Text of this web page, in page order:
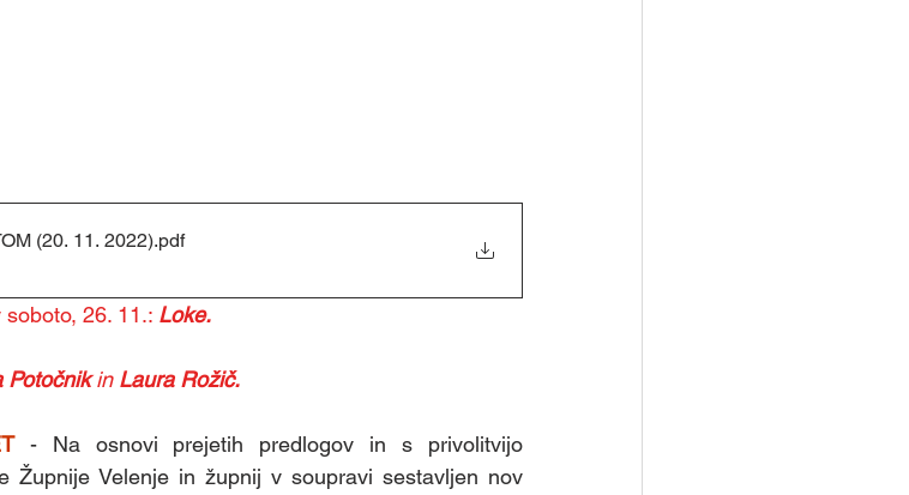
(20. 11. 2022).pdf
soboto, 26. 11.: Loke.
Potočnik in Laura Rožič.
- Na osnovi prejetih predlogov in s privolitvijo
Župnije Velenje in župnij v soupravi sestavljen nov